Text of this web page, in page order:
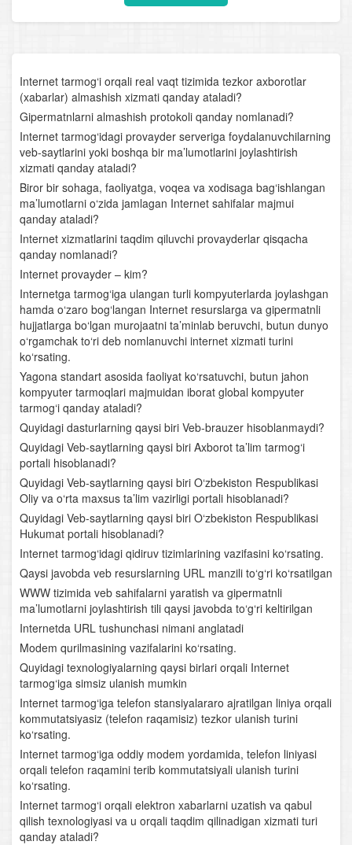
Internet tarmog‘i orqali real vaqt tizimida tezkor axborotlar
(xabarlar) almashish xizmati qanday ataladi?
Gipermatnlarni almashish protokoli qanday nomlanadi?
Internet tarmog‘idagi provayder serveriga foydalanuvchilarning
veb-saytlarini yoki boshqa bir ma’lumotlarini joylashtirish
xizmati qanday ataladi?
Biror bir sohaga, faoliyatga, voqea va xodisaga bag‘ishlangan
ma’lumotlarni o‘zida jamlagan Internet sahifalar majmui
qanday ataladi?
Internet xizmatlarini taqdim qiluvchi provayderlar qisqacha
qanday nomlanadi?
Internet provayder – kim?
Internetga tarmog‘iga ulangan turli kompyuterlarda joylashgan
hamda o‘zaro bog‘langan Internet resurslarga va gipermatnli
hujjatlarga bo‘lgan murojaatni ta’minlab beruvchi, butun dunyo
o‘rgamchak to‘ri deb nomlanuvchi internet xizmati turini
ko‘rsating.
Yagona standart asosida faoliyat ko‘rsatuvchi, butun jahon
kompyuter tarmoqlari majmuidan iborat global kompyuter
tarmog‘i qanday ataladi?
Quyidagi dasturlarning qaysi biri Veb-brauzer hisoblanmaydi?
Quyidagi Veb-saytlarning qaysi biri Axborot ta’lim tarmog‘i
portali hisoblanadi?
Quyidagi Veb-saytlarning qaysi biri O‘zbekiston Respublikasi
Oliy va o‘rta maxsus ta’lim vazirligi portali hisoblanadi?
Quyidagi Veb-saytlarning qaysi biri O‘zbekiston Respublikasi
Hukumat portali hisoblanadi?
Internet tarmog‘idagi qidiruv tizimlarining vazifasini ko‘rsating.
Qaysi javobda veb resurslarning URL manzili to‘g‘ri ko‘rsatilgan
WWW tizimida veb sahifalarni yaratish va gipermatnli
ma’lumotlarni joylashtirish tili qaysi javobda to‘g‘ri keltirilgan
Internetda URL tushunchasi nimani anglatadi
Modem qurilmasining vazifalarini ko‘rsating.
Quyidagi texnologiyalarning qaysi birlari orqali Internet
tarmog‘iga simsiz ulanish mumkin
Internet tarmog‘iga telefon stansiyalararo ajratilgan liniya orqali
kommutatsiyasiz (telefon raqamisiz) tezkor ulanish turini
ko‘rsating.
Internet tarmog‘iga oddiy modem yordamida, telefon liniyasi
orqali telefon raqamini terib kommutatsiyali ulanish turini
ko‘rsating.
Internet tarmog‘i orqali elektron xabarlarni uzatish va qabul
qilish texnologiyasi va u orqali taqdim qilinadigan xizmati turi
qanday ataladi?